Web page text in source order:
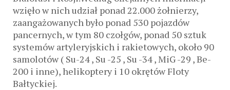
wzięło w nich udział ponad 22.000 żołnierzy,
zaangażowanych było ponad 530 pojazdów
pancernych, w tym 80 czołgów, ponad 50 sztuk
systemów artyleryjskich i rakietowych, około 90
samolotów ( Su-24 , Su -25 , Su -34 , MiG -29 , Be-
200 i inne), helikoptery i 10 okrętów Floty
Bałtyckiej.